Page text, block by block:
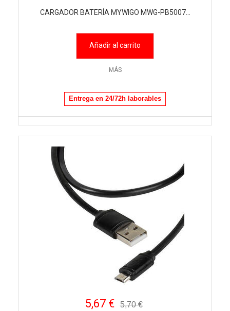
CARGADOR BATERÍA MYWIGO MWG-PB5007...
Añadir al carrito
MÁS
Entrega en 24/72h laborables
5,67 € 5,70 €